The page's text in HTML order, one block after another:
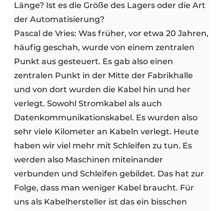
Länge? Ist es die Größe des Lagers oder die Art
der Automatisierung?
Pascal de Vries: Was früher, vor etwa 20 Jahren,
häufig geschah, wurde von einem zentralen
Punkt aus gesteuert. Es gab also einen
zentralen Punkt in der Mitte der Fabrikhalle
und von dort wurden die Kabel hin und her
verlegt. Sowohl Stromkabel als auch
Datenkommunikationskabel. Es wurden also
sehr viele Kilometer an Kabeln verlegt. Heute
haben wir viel mehr mit Schleifen zu tun. Es
werden also Maschinen miteinander
verbunden und Schleifen gebildet. Das hat zur
Folge, dass man weniger Kabel braucht. Für
uns als Kabelhersteller ist das ein bisschen